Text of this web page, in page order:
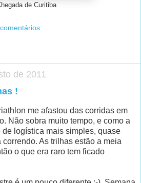
de Curitiba
de 2011
!
me afastou das corridas em
Não sobra muito tempo, e como a
logística mais simples, quase
As trilhas estão a meia
o que era raro tem ficado